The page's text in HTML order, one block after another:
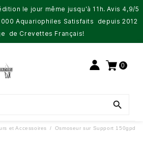
le jour même jusqu'à 11h. Avis 4,9/5
Aquariophiles Satisfaits depuis 2012
de Crevettes Français!
0

et Accessoires Osmoseur sur Support 150gpd